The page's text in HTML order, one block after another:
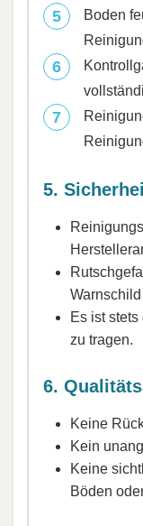
Boden
5.
Es ist
zu tragen.
6.
Keine
Kein
Keine
Böden